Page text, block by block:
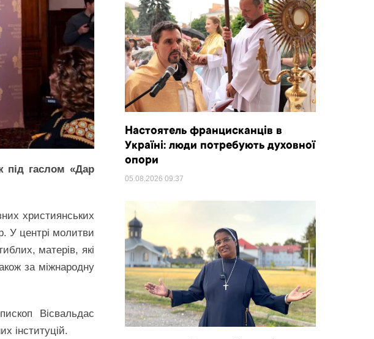
під гаслом «Дар
християнських
У центрі молитви
матерів, які
за міжнародну
Вісвальдас
інституцій.
Настоятель францисканців в
Україні: люди потребують духовної
опори
05.08.2026 09:37